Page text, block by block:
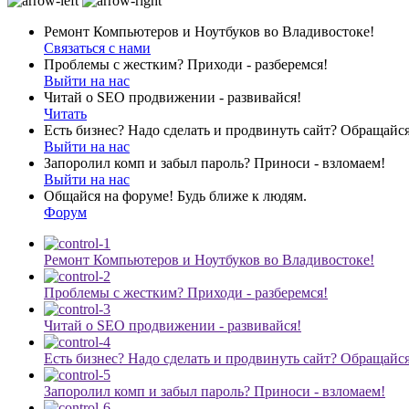
Ремонт Компьютеров и Ноутбуков во Владивостоке!
Связаться с нами
Проблемы с жестким? Приходи - разберемся!
Выйти на нас
Читай о SEO продвижении - развивайся!
Читать
Есть бизнес? Надо сделать и продвинуть сайт?
Выйти на нас
Запоролил комп и забыл пароль? Приноси - взломаем!
Выйти на нас
Общайся на форуме! Будь ближе к людям.
Форум
Ремонт Компьютеров и Ноутбуков во Владивостоке!
Проблемы с жестким? Приходи - разберемся!
Читай о SEO продвижении - развивайся!
Есть бизнес? Надо сделать и продвинуть сайт?
Запоролил комп и забыл пароль? Приноси - взломаем!